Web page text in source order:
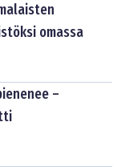
omassa
–